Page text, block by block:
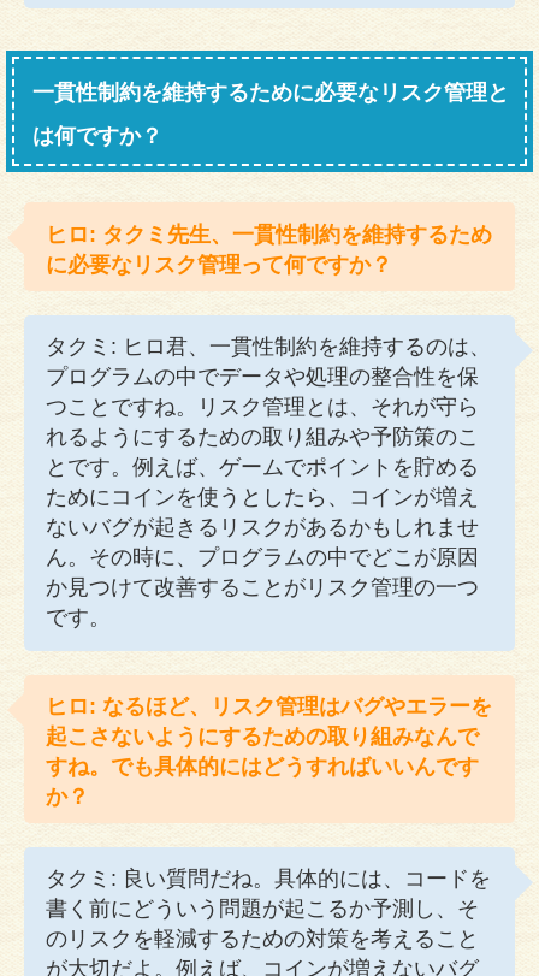
一貫性制約を維持するために必要なリスク管理と
は何ですか？
ヒロ: タクミ先生、一貫性制約を維持するため
に必要なリスク管理って何ですか？
タクミ: ヒロ君、一貫性制約を維持するのは、
プログラムの中でデータや処理の整合性を保
つことですね。リスク管理とは、それが守ら
れるようにするための取り組みや予防策のこ
とです。例えば、ゲームでポイントを貯める
ためにコインを使うとしたら、コインが増え
ないバグが起きるリスクがあるかもしれませ
ん。その時に、プログラムの中でどこが原因
か見つけて改善することがリスク管理の一つ
です。
ヒロ: なるほど、リスク管理はバグやエラーを
起こさないようにするための取り組みなんで
すね。でも具体的にはどうすればいいんです
か？
タクミ: 良い質問だね。具体的には、コードを
書く前にどういう問題が起こるか予測し、そ
のリスクを軽減するための対策を考えること
が大切だよ。例えば、コインが増えないバグ